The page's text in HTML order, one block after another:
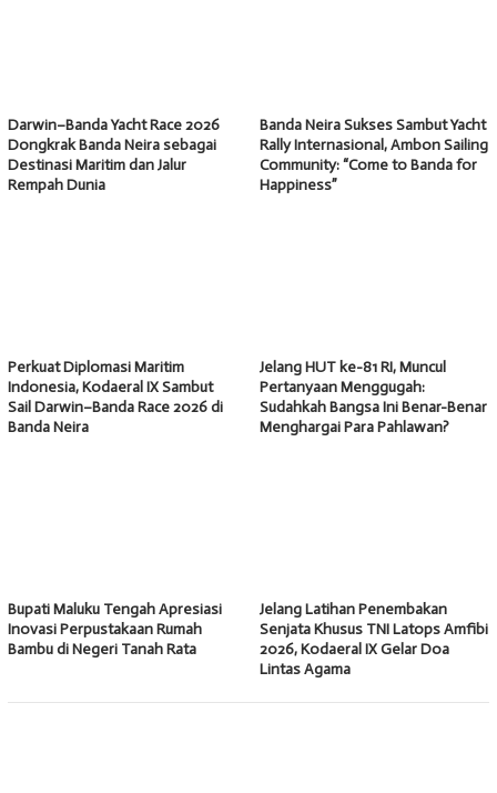
Darwin–Banda Yacht Race 2026
Dongkrak Banda Neira sebagai
Destinasi Maritim dan Jalur
Rempah Dunia
Banda Neira Sukses Sambut Yacht
Rally Internasional, Ambon Sailing
Community: “Come to Banda for
Happiness”
Perkuat Diplomasi Maritim
Indonesia, Kodaeral IX Sambut
Sail Darwin–Banda Race 2026 di
Banda Neira
Jelang HUT ke-81 RI, Muncul
Pertanyaan Menggugah:
Sudahkah Bangsa Ini Benar-Benar
Menghargai Para Pahlawan?
Bupati Maluku Tengah Apresiasi
Inovasi Perpustakaan Rumah
Bambu di Negeri Tanah Rata
Jelang Latihan Penembakan
Senjata Khusus TNI Latops Amfibi
2026, Kodaeral IX Gelar Doa
Lintas Agama